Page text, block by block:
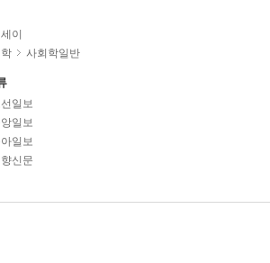
이
사회학일반
일보
일보
일보
신문